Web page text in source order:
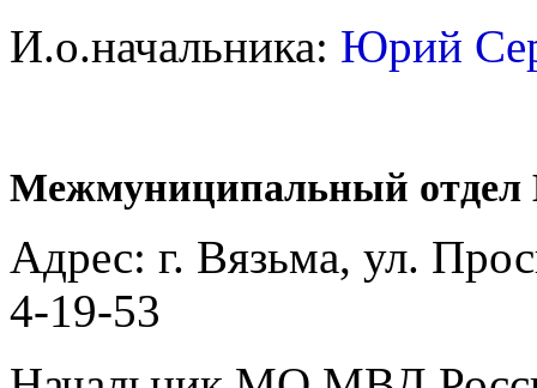
И.о.начальника: Юрий
Межмуниципальный
Адрес: г. Вязьма, ул.
4-19-53